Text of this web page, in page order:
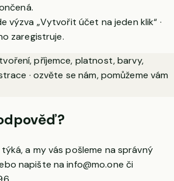
výzva „Vytvořit účet na jeden klik“ ·
zaregistruje.
příjemce, platnost, barvy,
· ozvěte se nám, pomůžeme vám
a my vás pošleme na správný
napište nainfo@mo.one či